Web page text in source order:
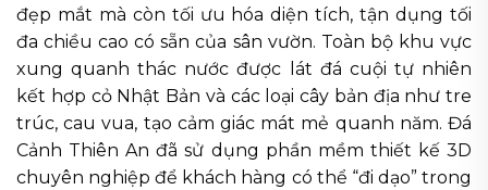
đẹp mắt mà còn tối ưu hóa diện tích, tận dụng tối
đa chiều cao có sẵn của sân vườn. Toàn bộ khu vực
xung quanh thác nước được lát đá cuội tự nhiên
kết hợp cỏ Nhật Bản và các loại cây bản địa như tre
trúc, cau vua, tạo cảm giác mát mẻ quanh năm. Đá
Cảnh Thiên An đã sử dụng phần mềm thiết kế 3D
chuyên nghiệp để khách hàng có thể “đi dạo” trong